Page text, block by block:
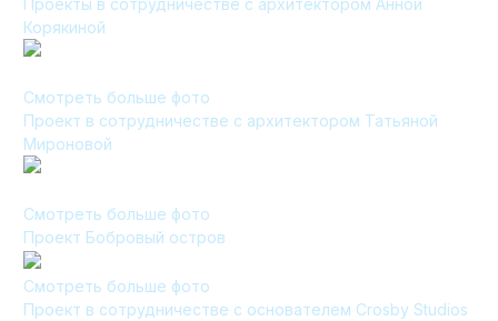
Проекты в сотрудничестве с архитектором Анной
Корякиной
Смотреть больше фото
Проект в сотрудничестве с архитектором Татьяной
Мироновой
Смотреть больше фото
Проект Бобровый остров
Смотреть больше фото
Проект в сотрудничестве с основателем Crosby Studios